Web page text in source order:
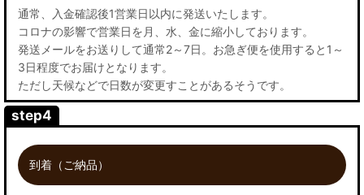
通常、入金確認後1営業日以内に発送いたします。
コロナの影響で営業日を月、水、金に縮小しております。
発送メールをお送りして通常2～7日。お急ぎ便を使用すると1～
3日程度でお届けとなります。
ただし天候などで日数が変更すことがあるそうです。
step4
到着（ご納品）